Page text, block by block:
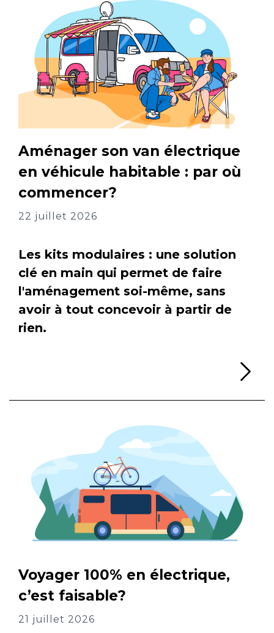
Aménager son van électrique
en véhicule habitable : par où
commencer?
22 juillet 2026
Les kits modulaires : une solution
clé en main qui permet de faire
l'aménagement soi-même, sans
avoir à tout concevoir à partir de
rien.
Voyager 100% en électrique,
c’est faisable?
21 juillet 2026